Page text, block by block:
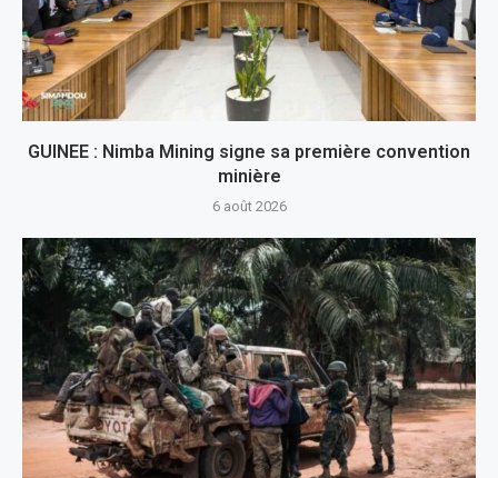
GUINEE : Nimba Mining signe sa première convention
minière
6 août 2026